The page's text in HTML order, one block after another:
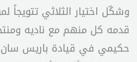
وشكّل اختيار الثلاثي تتويجاً
قدمه كل منهم مع ناديه
حكيمي في قيادة باريس سان